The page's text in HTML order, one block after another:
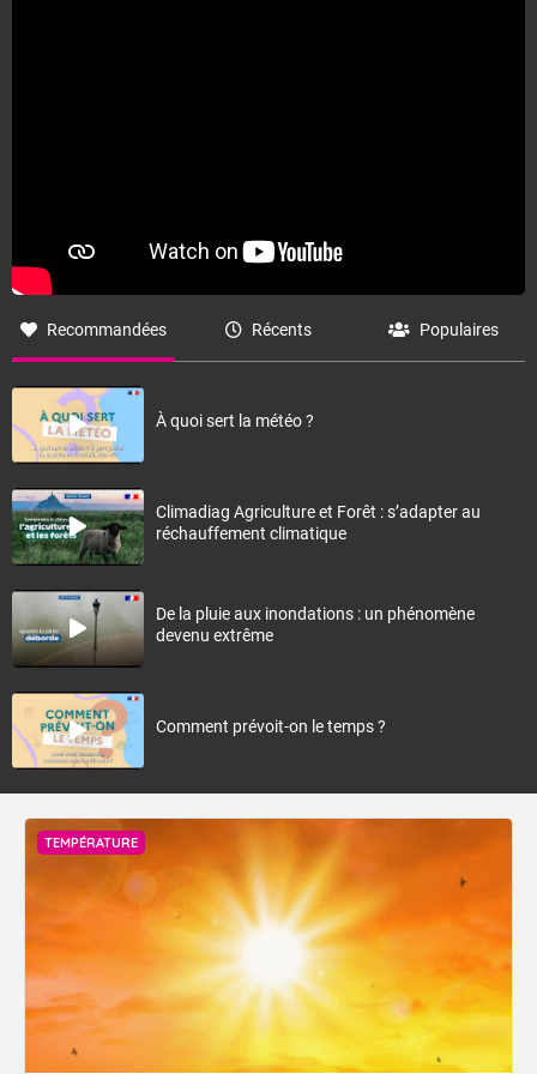
Recommandées Récents Populaires
À quoi sert la météo ?
Climadiag Agriculture et Forêt : s’adapter au
réchauffement climatique
De la pluie aux inondations : un phénomène
devenu extrême
Comment prévoit-on le temps ?
TEMPÉRATURE